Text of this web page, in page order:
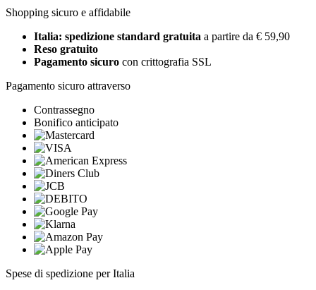
Shopping sicuro e affidabile
Italia: spedizione standard gratuita a partire da € 59,90
Reso gratuito
Pagamento sicuro con crittografia SSL
Pagamento sicuro attraverso
Contrassegno
Bonifico anticipato
Spese di spedizione per Italia